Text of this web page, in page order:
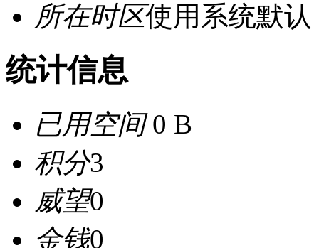
所在时区使用系统默认
统计信息
已用空间0 B
积分3
威望0
金钱0